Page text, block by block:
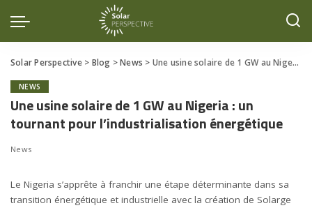
Solar Perspective> Blog >News > Une usine solaire de 1 GW au Nigeria : un tournant pour l’industrialisation énergétique
NEWS
Une usine solaire de 1 GW au Nigeria : un
tournant pour l’industrialisation énergétique
News
Le Nigeria s’apprête à franchir une étape déterminante dans sa
transition énergétique et industrielle avec la création de Solarge